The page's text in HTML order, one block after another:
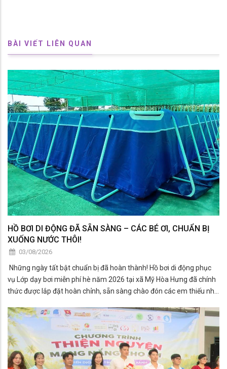
BÀI VIẾT LIÊN QUAN
HỒ BƠI DI ĐỘNG ĐÃ SẴN SÀNG – CÁC BÉ ƠI, CHUẨN BỊ
XUỐNG NƯỚC THÔI!
03/08/2026
Những ngày tất bật chuẩn bị đã hoàn thành! Hồ bơi di động phục
vụ Lớp dạy bơi miễn phí hè năm 2026 tại xã Mỹ Hòa Hưng đã chính
thức được lắp đặt hoàn chỉnh, sẵn sàng chào đón các em thiếu nhi